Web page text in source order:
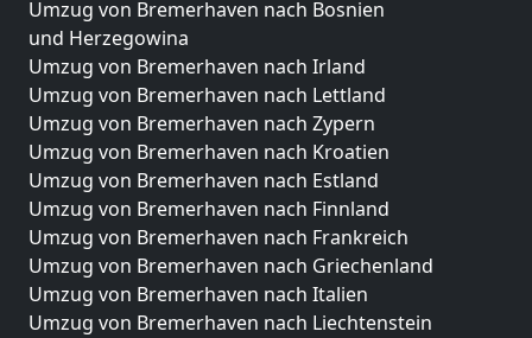
Umzug von Bremerhaven nach Bosnien
und Herzegowina
Umzug von Bremerhaven nach Irland
Umzug von Bremerhaven nach Lettland
Umzug von Bremerhaven nach Zypern
Umzug von Bremerhaven nach Kroatien
Umzug von Bremerhaven nach Estland
Umzug von Bremerhaven nach Finnland
Umzug von Bremerhaven nach Frankreich
Umzug von Bremerhaven nach Griechenland
Umzug von Bremerhaven nach Italien
Umzug von Bremerhaven nach Liechtenstein